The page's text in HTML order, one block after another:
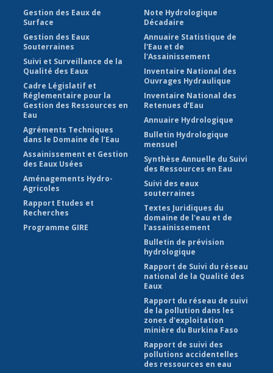
Gestion des Eaux de
Surface
Gestion des Eaux
Souterraines
Suivi et Surveillance de la
Qualité des Eaux
Cadre Législatif et
Réglementaire pour la
Gestion des Ressources en
Eau
Agréments Techniques
dans le Domaine de l’Eau
Assainissement et Gestion
des Eaux Usées
Aménagements Hydro-
Agricoles
Rapport Etudes et
Recherches
Programme GIRE
Note Hydrologique
Décadaire
Annuaire Statistique de
l'Eau et de
l'Assainissement
Inventaire National des
Ouvrages Hydraulique
Inventaire National des
Retenues d’Eau
Annuaire Hydrologique
Bulletin Hydrologique
mensuel
Synthèse Annuelle du Suivi
des Ressources en Eau
Suivi des eaux
souterraines
Textes Juridiques du
domaine de l'eau et de
l'assainissement
Bulletin de prévision
hydrologique
Rapport de Suivi du réseau
national de la Qualité des
Eaux
Rapport du réseau de suivi
de la pollution dans les
zones d'exploitation
minière du Burkina Faso
Rapport de suivi des
pollutions accidentelles
des ressources en eau